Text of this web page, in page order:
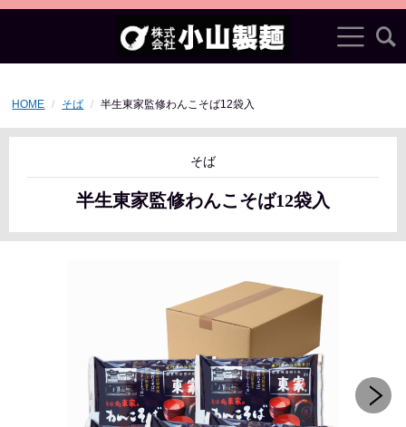
HOME そば 半生東家監修わんこそば12袋入
そば
半生東家監修わんこそば12袋入